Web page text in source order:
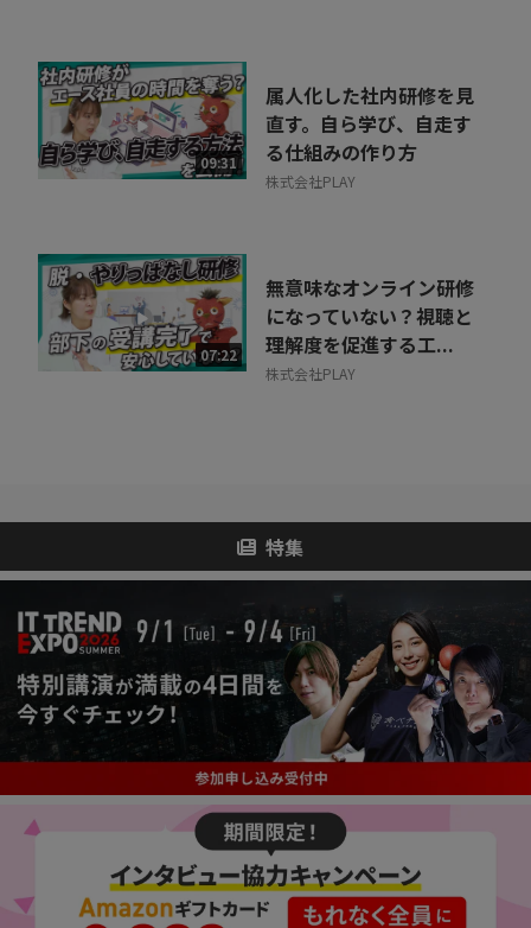
09:31
属人化した社内研修を見
直す。自ら学び、自走す
る仕組みの作り方
株式会社PLAY
07:22
無意味なオンライン研修
になっていない？視聴と
理解度を促進する工...
株式会社PLAY
特集